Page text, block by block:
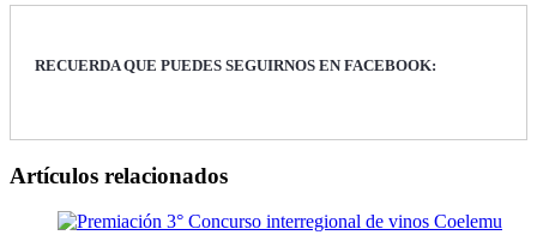
RECUERDA QUE PUEDES SEGUIRNOS EN FACEBOOK:
Artículos relacionados